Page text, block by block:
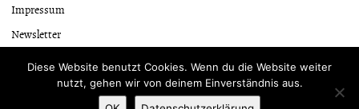
Impressum
Newsletter
Diese Website benutzt Cookies. Wenn du die Website weiter
nutzt, gehen wir von deinem Einverständnis aus.